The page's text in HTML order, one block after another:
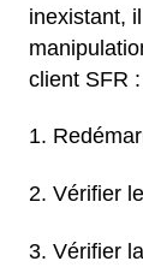
inexistant,
client SFR :
Vérifier
Vérifier